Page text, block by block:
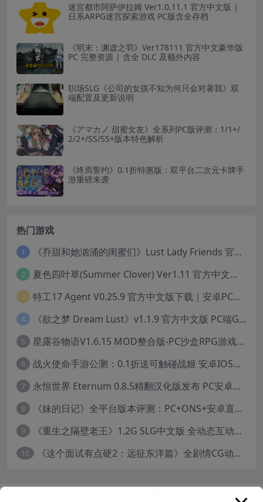
迷宫都市阿萨伊拉姆 Ver1.0.11.1 官方中文版 |
日系ARPG迷宫探索游戏 PC版含全存档
《明末：渊虚之羽》Ver178111 官方中文豪华版
PC 完整资源 | 含全 DLC 及额外内容
职场SLG《公司的女孩不知为何只会对著我》双
端配置及更新说明
《アマカノ 甜蜜女友》全系列PC版评测：1/1+/
2/2+/SS/SS+版本特色解析
《终焉誓约》0.1折特惠版：双平台二次元卡牌手
游重磅来袭
热门游戏
1 《乔甜和她汹涌的闺蜜们》Lust Lady Friends 官方中文版 SLG模拟经营游戏｜角色情感互动｜动态画面
2 夏色四叶草(Summer Clover) Ver1.11 官方中文版：全CG无修+动态互动SLG游戏下载
3 特工17 Agent V0.25.9 官方中文版下载｜安卓PC双端｜附存档赞助码
4 《欲之梦 Dream Lust》v1.1.9 官方中文版 PC端Galgame推荐
5 星露谷物语V1.6.15 MOD整合版-PC沙盒RPG游戏STEAM官中+200款美化MOD
6 战火使命手游公测：0.1折送可触碰战姬 安卓IOS双端互通中文版
7 永恒世界 Eternum 0.8.5精翻汉化版发布 PC安卓双端 SLG游戏
8 《妹的日记》全平台版本评测：PC+ONS+安卓直装养成游戏体验
9 《重生之隔壁老王》1.2G SLG中文版 全动态互动冒险游戏
10 《这个面试有点硬2：远征东洋篇》全剧情CG动画高清合集下载（18.8GB/1080P）